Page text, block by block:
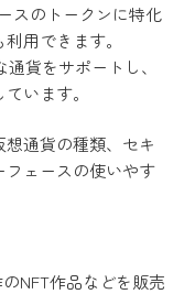
スのトークンに特化
用できます。
貨をサポートし、
います。
通貨の種類、セキ
フェースの使いやす
NFT作品などを販売